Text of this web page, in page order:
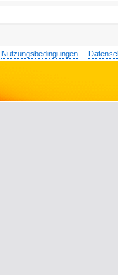
Nutzungsbedingungen